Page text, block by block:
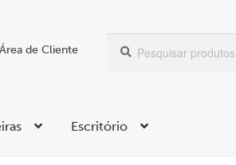
Área de Cliente
por:
Escritório